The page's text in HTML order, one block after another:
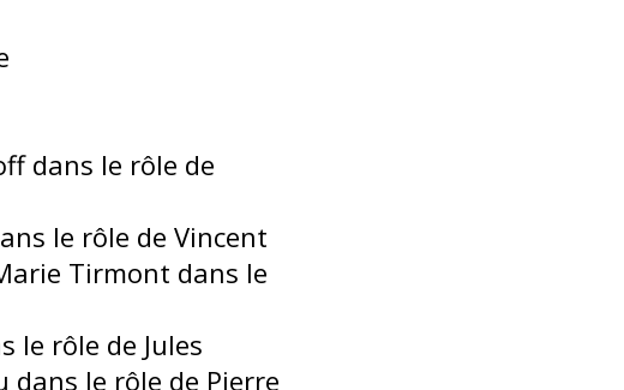
dans le rôle de
le rôle de Vincent
Tirmont dans le
le rôle de Jules
dans le rôle de Pierre